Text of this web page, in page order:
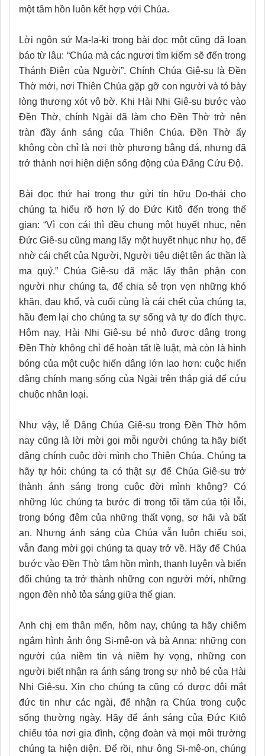
một tâm hồn luôn kết hợp với Chúa.
Lời ngôn sứ Ma-la-ki trong bài đọc một cũng đã loan
báo từ lâu: “Chúa mà các ngươi tìm kiếm sẽ đến trong
Thánh Điện của Người”. Chính Chúa Giê-su là Đền
Thờ mới, nơi Thiên Chúa gặp gỡ con người và tỏ bày
lòng thương xót vô bờ. Khi Hài Nhi Giê-su bước vào
Đền Thờ, chính Ngài đã làm cho Đền Thờ trở nên
tràn đầy ánh sáng của Thiên Chúa. Đền Thờ ấy
không còn chỉ là nơi thờ phượng bằng đá, nhưng đã
trở thành nơi hiện diện sống động của Đấng Cứu Độ.
Bài đọc thứ hai trong thư gửi tín hữu Do-thái cho
chúng ta hiểu rõ hơn lý do Đức Kitô đến trong thế
gian: “Vì con cái thì đều chung một huyết nhục, nên
Đức Giê-su cũng mang lấy một huyết nhục như họ, để
nhờ cái chết của Người, Người tiêu diệt tên ác thần là
ma quỷ.” Chúa Giê-su đã mặc lấy thân phận con
người như chúng ta, để chia sẻ trọn vẹn những khó
khăn, đau khổ, và cuối cùng là cái chết của chúng ta,
hầu đem lại cho chúng ta sự sống và tự do đích thực.
Hôm nay, Hài Nhi Giê-su bé nhỏ được dâng trong
Đền Thờ không chỉ để hoàn tất lề luật, mà còn là hình
bóng của một cuộc hiến dâng lớn lao hơn: cuộc hiến
dâng chính mạng sống của Ngài trên thập giá để cứu
chuộc nhân loại.
Như vậy, lễ Dâng Chúa Giê-su trong Đền Thờ hôm
nay cũng là lời mời gọi mỗi người chúng ta hãy biết
dâng chính cuộc đời mình cho Thiên Chúa. Chúng ta
hãy tự hỏi: chúng ta có thật sự để Chúa Giê-su trở
thành ánh sáng trong cuộc đời mình không? Có
những lúc chúng ta bước đi trong tối tăm của tội lỗi,
trong bóng đêm của những thất vọng, sợ hãi và bất
an. Nhưng ánh sáng của Chúa vẫn luôn chiếu soi,
vẫn đang mời gọi chúng ta quay trở về. Hãy để Chúa
bước vào Đền Thờ tâm hồn mình, thanh luyện và biến
đổi chúng ta trở thành những con người mới, những
ngọn đèn nhỏ tỏa sáng giữa thế gian.
Anh chị em thân mến, hôm nay, chúng ta hãy chiêm
ngắm hình ảnh ông Si-mê-on và bà Anna: những con
người của niềm tin và niềm hy vọng, những con
người biết nhận ra ánh sáng trong sự nhỏ bé của Hài
Nhi Giê-su. Xin cho chúng ta cũng có được đôi mắt
đức tin như các ngài, để nhận ra Chúa trong cuộc
sống thường ngày. Hãy để ánh sáng của Đức Kitô
chiếu tỏa nơi gia đình, cộng đoàn và mọi môi trường
chúng ta hiện diện. Để rồi, như ông Si-mê-on, chúng